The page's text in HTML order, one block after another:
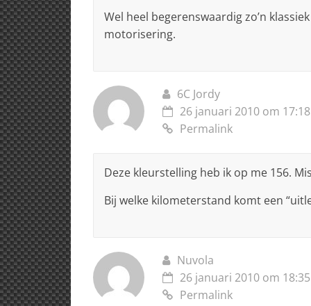
Wel heel begerenswaardig zo’n
motorisering.
6C Jordy
26 januari 2010 om 17:18
Permalink
Deze kleurstelling heb ik op me 156.
Bij welke kilometerstand komt een
Nuvola
26 januari 2010 om 18:35
Permalink